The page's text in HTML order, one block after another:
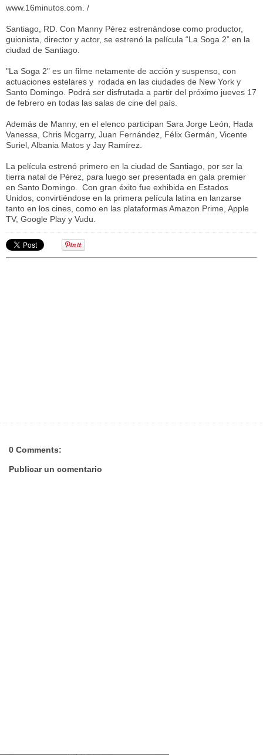
www.16minutos.com. /
Santiago, RD. Con Manny Pérez estrenándose como productor,
guionista, director y actor, se estrenó la película “La Soga 2” en la
ciudad de Santiago.
"La Soga 2" es un filme netamente de acción y suspenso, con
actuaciones estelares y rodada en las ciudades de New York y
Santo Domingo. Podrá ser disfrutada a partir del próximo jueves 17
de febrero en todas las salas de cine del país.
Además de Manny, en el elenco participan Sara Jorge León, Hada
Vanessa, Chris Mcgarry, Juan Fernández, Félix Germán, Vicente
Suriel, Albania Matos y Jay Ramírez.
La película estrenó primero en la ciudad de Santiago, por ser la
tierra natal de Pérez, para luego ser presentada en gala premier
en Santo Domingo. Con gran éxito fue exhibida en Estados
Unidos, convirtiéndose en la primera película latina en lanzarse
tanto en los cines, como en las plataformas Amazon Prime, Apple
TV, Google Play y Vudu.
0 Comments:
Publicar un comentario